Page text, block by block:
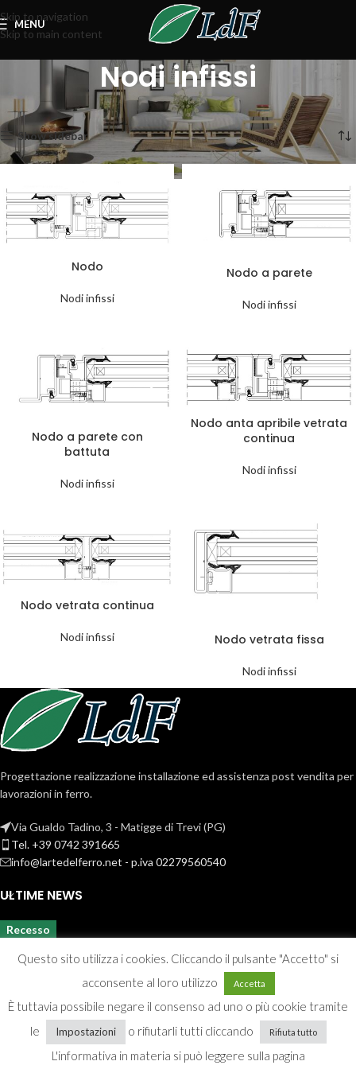
Skip to navigation
Skip to main content
MENU
Nodi infissi
Home Infissi Nodi infissi Visualizzazione di 6 risultati
Show sidebar
Nodo
Nodi infissi
Nodo a parete
Nodi infissi
Nodo a parete con
battuta
Nodi infissi
Nodo anta apribile vetrata
continua
Nodi infissi
Nodo vetrata continua
Nodi infissi Nodo vetrata fissa
Nodi infissi
Progettazione realizzazione installazione ed assistenza post vendita per
lavorazioni in ferro.
Via Gualdo Tadino, 3 - Matigge di Trevi (PG)
Tel. +39 0742 391665
info@lartedelferro.net - p.iva 02279560540
ULTIME NEWS
Recesso
Privacy & Cookie policy
2022 CREATED BY K7g
Questo sito utilizza i cookies. Cliccando il pulsante "Accetto" si
acconsente al loro utilizzo
Accetta
È tuttavia possibile negare il consenso ad uno o più cookie tramite
le
Impostazioni o rifiutarli tutti cliccando Rifiuta tutto
L'informativa in materia si può leggere sulla pagina